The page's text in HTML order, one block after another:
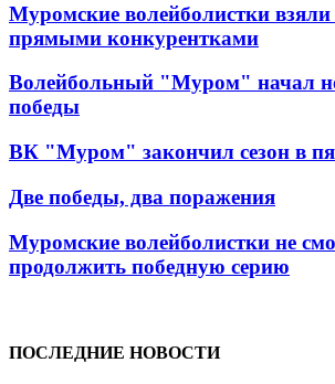
Муромские волейболистки взяли
прямыми конкурентками
Волейбольный "Муром" начал
победы
ВК "Муром" закончил сезон в
Две победы, два поражения
Муромские волейболистки не
продолжить победную серию
ПОСЛЕДНИЕ НОВОСТИ